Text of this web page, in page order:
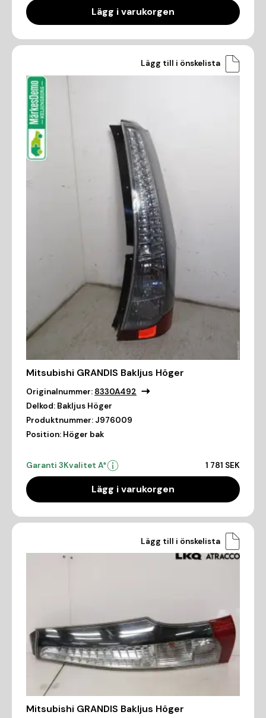
Lägg i varukorgen
Lägg till i önskelista
Mitsubishi GRANDIS Bakljus Höger
Originalnummer: 8330A492
Delkod: Bakljus Höger
Produktnummer: J976009
Position: Höger bak
Garanti 3Kvalitet A* 1 781 SEK
Lägg i varukorgen
Lägg till i önskelista
Mitsubishi GRANDIS Bakljus Höger